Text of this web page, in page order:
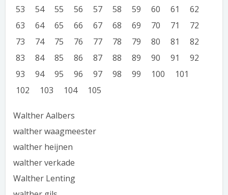
53
54 55 56 57 58 59 60 61
62
63
64 65 66 67 68 69 70 71
72
73
74 75 76 77 78 79 80 81
82
83
84 85 86 87 88 89 90 91
92
93
94 95 96 97 98 99 100
101
102
103 104 105
Walther Aalbers
walther waagmeester
walther heijnen
walther verkade
Walther Lenting